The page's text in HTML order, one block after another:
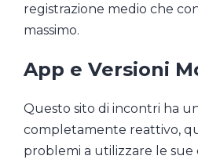
registrazione medio che
massimo.
App e Versioni
Questo sito di incontri ha
completamente reattivo,
problemi a utilizzare le sue